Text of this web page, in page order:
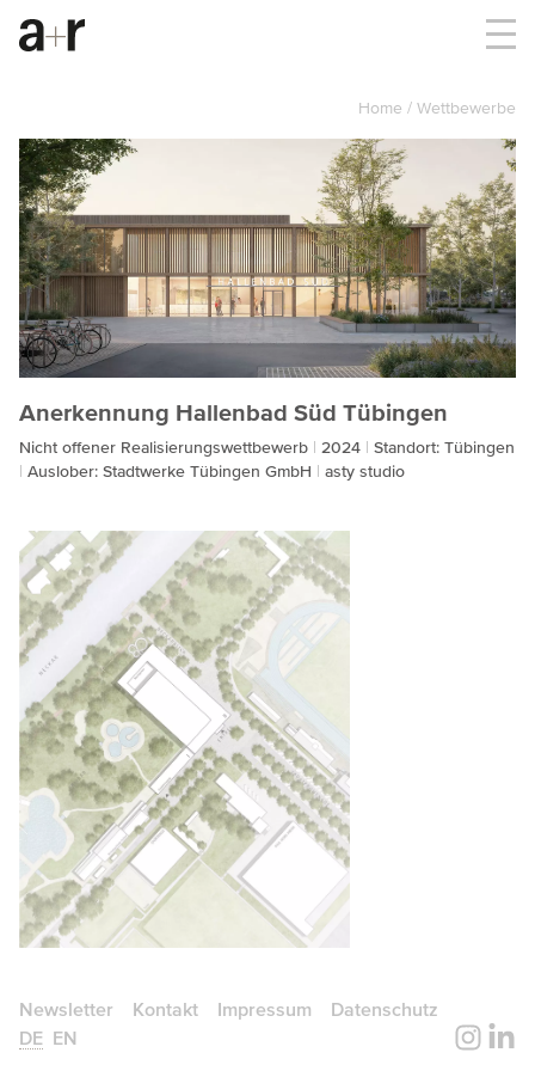
Home Wettbewerbe
Anerkennung Hallenbad Süd Tübingen
Nicht offener Realisierungswettbewerb 2024
Standort: Tübingen
Auslober: Stadtwerke Tübingen GmbH
asty studio
Newsletter Kontakt Impressum
Datenschutz
DE EN